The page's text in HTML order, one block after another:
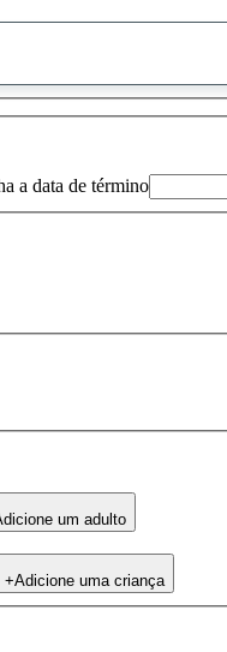
a data de término
um adulto
+Adicione uma criança